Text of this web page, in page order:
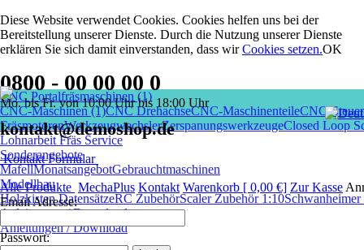
Diese Website verwendet Cookies. Cookies helfen uns bei der
Bereitstellung unserer Dienste. Durch die Nutzung unserer Dienste
erklären Sie sich damit einverstanden, dass wirCookies setzen.OK
CNC Portalfräsmaschinen (1)
CNC-Maschinen (1)CNC DrehachseCNC-MaschinenteileCNC-
FräsmotorenWerkzeugwechslerZerspanungswerkzeugeClosed Loop
Lohnarbeit Fräs Service
Sonderangebote
MafellMonatsangebotGebrauchtmaschinen
Modellbau
Holzkisten DatensätzeRC ZubehörScaler Zubehör 1:10
Anleitungen / Download
Anleitungen / Download
0800 - 00 00 00 0
Mo. bis Fr. von 10:00 Uhr bis 18:00 Uhr
kontakt@demoshop.de
Kontakt Formular
Alle Produkte MechaPlus Kontakt Warenkorb [ 0,00 €] Zur Kasse
Email Adresse:
Passwort: